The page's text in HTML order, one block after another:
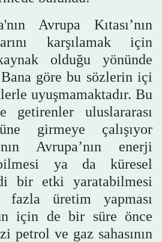
Avrupa Kıtası’nın
karşılamak için
olduğu yönünde
göre bu sözlerin içi
uyuşmamaktadır. Bu
getirenler uluslararası
girmeye çalışıyor
Avrupa’nın enerji
ya da küresel
bir etki yaratabilmesi
üretim yapması
için de bir süre önce
petrol ve gaz sahasının